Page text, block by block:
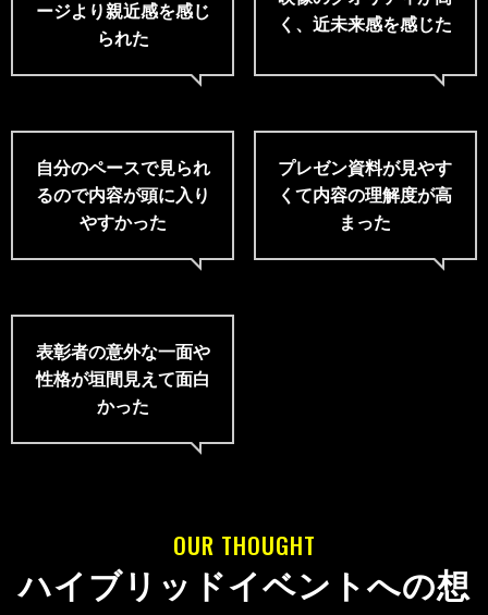
ージより親近感を感じ
られた
く、近未来感を感じた
自分のペースで見られ
るので内容が頭に入り
やすかった
プレゼン資料が見やす
くて内容の理解度が高
まった
表彰者の意外な一面や
性格が垣間見えて面白
かった
ハイブリッドイベントへの想
OUR THOUGHT